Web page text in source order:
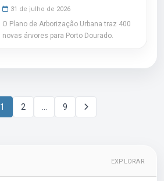
31 de julho de 2026
O Plano de Arborização Urbana traz 400
novas árvores para Porto Dourado.
1 2 9
EXPLORAR